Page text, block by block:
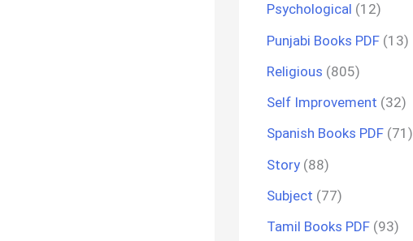
Psychological (12)
Punjabi Books PDF (13)
Religious (805)
Self Improvement (32)
Spanish Books PDF (71)
Story (88)
Subject (77)
Tamil Books PDF (93)